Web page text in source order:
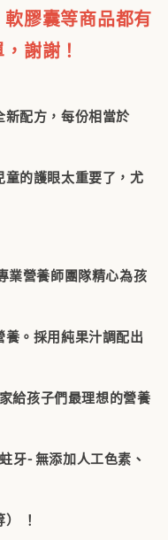
膠囊等商品都有
謝謝！
配方，每份相當於
的護眼太重要了，尤
營養師團隊精心為孩
。採用純果汁調配出
給孩子們最理想的營養
牙- 無添加人工色素、
！